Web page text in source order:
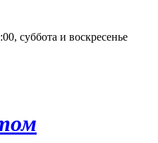
суббота и воскресенье